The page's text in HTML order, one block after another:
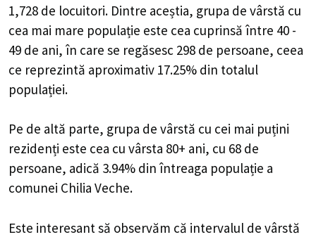
1,728 de locuitori. Dintre aceștia, grupa de vârstă cu
cea mai mare populație este cea cuprinsă între 40 -
49 de ani, în care se regăsesc 298 de persoane, ceea
ce reprezintă aproximativ 17.25% din totalul
populației.
Pe de altă parte, grupa de vârstă cu cei mai puțini
rezidenți este cea cu vârsta 80+ ani, cu 68 de
persoane, adică 3.94% din întreaga populație a
comunei Chilia Veche.
Este interesant să observăm că intervalul de vârstă